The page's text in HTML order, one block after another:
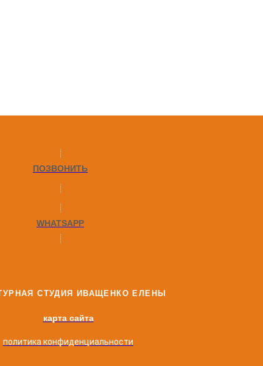
ПОЗВОНИТЬ
WHATSAPP
СТУДИЯ ИВАЩЕНКО ЕЛЕНЫ
карта сайта
политика конфиденциальности